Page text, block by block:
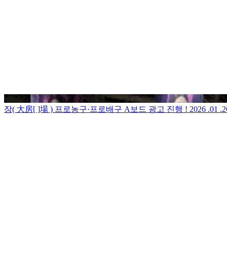
장( 大房[ ]場 ) 프로농구·프로배구 A보드 광고 진행 ! 2026 .01